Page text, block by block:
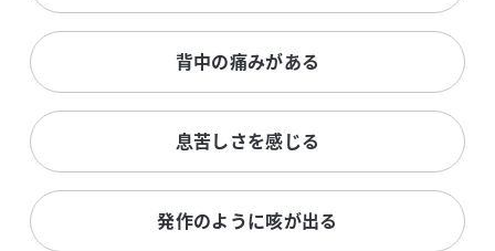
背中の痛みがある
息苦しさを感じる
発作のように咳が出る